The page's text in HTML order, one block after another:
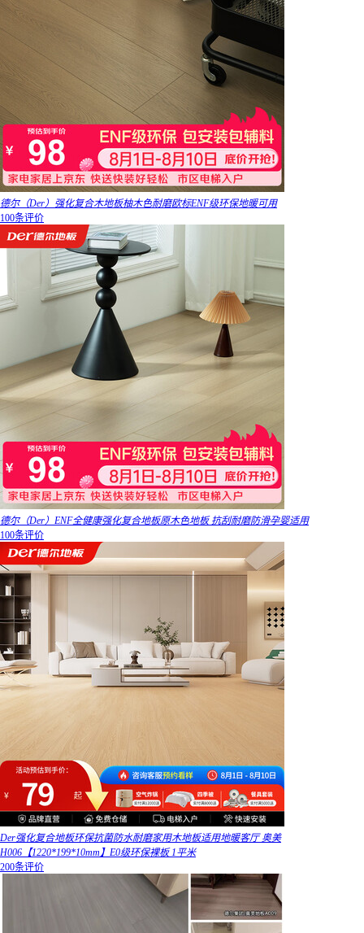
德尔（Der）强化复合木地板柚木色耐磨欧标ENF级环保地暖可用
100条评价
德尔（Der）ENF全健康强化复合地板原木色地板 抗刮耐磨防滑孕婴适用
100条评价
Der强化复合地板环保抗菌防水耐磨家用木地板适用地暖客厅 奥美
H006【1220*199*10mm】E0级环保裸板 1平米
200条评价